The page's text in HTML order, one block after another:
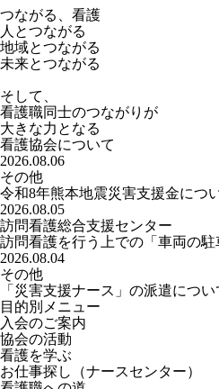
つながる、看護
人とつながる
地域とつながる
未来とつながる
そして、
看護職同士のつながりが
大きな力となる
看護協会について
2026.08.06
その他
令和8年熊本地震災害支援金につ
2026.08.05
訪問看護総合支援センター
訪問看護を行う上での「車両の
2026.08.04
その他
「災害支援ナース」の派遣につい
目的別メニュー
入会のご案内
協会の活動
看護を学ぶ
お仕事探し
（ナースセンター）